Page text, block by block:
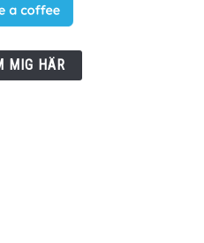
MIG HÄR